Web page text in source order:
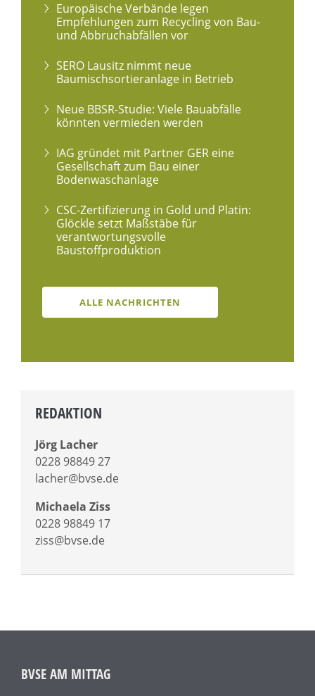
Europäische Verbände legen
Empfehlungen zum Recycling von Bau-
und Abbruchabfällen vor
SERO Lausitz nimmt neue
Baumischsortieranlage in Betrieb
Neue BBSR-Studie: Viele Bauabfälle
könnten vermieden werden
IAG gründet mit Partner GER eine
Gesellschaft zum Bau einer
Bodenwaschanlage
CSC-Zertifizierung in Gold und Platin:
Glöckle setzt Maßstäbe für
verantwortungsvolle
Baustoffproduktion
ALLE NACHRICHTEN
REDAKTION
Jörg Lacher
0228 98849 27
lacher@bvse.de
Michaela Ziss
0228 98849 17
ziss@bvse.de
BVSE AM MITTAG